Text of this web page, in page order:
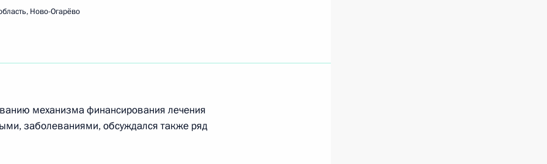
перемена»
Ново-Огарёво
механизма финансирования лечения
заболеваниями, обсуждался также ряд